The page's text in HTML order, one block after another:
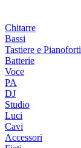
Chitarre
Bassi
Tastiere e Pianoforti
Batterie
Voce
PA
DJ
Studio
Luci
Cavi
Accessori